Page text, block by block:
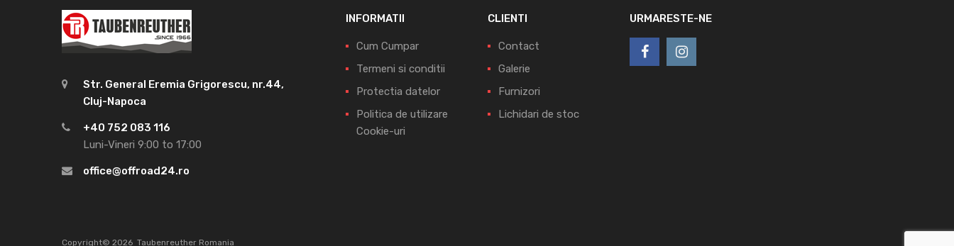
Str. General Eremia Grigorescu, nr.44,
Cluj-Napoca
+40 752 083 116
Luni-Vineri 9:00 to 17:00
office@offroad24.ro
INFORMATII
Cum Cumpar
Termeni si conditii
Protectia datelor
Politica de utilizare
Cookie-uri
CLIENTI
Contact
Galerie
Furnizori
Lichidari de stoc
URMARESTE-NE
Copyright© 2026 Taubenreuther Romania